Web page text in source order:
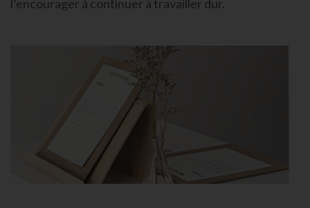
l’encourager à continuer à travailler dur.